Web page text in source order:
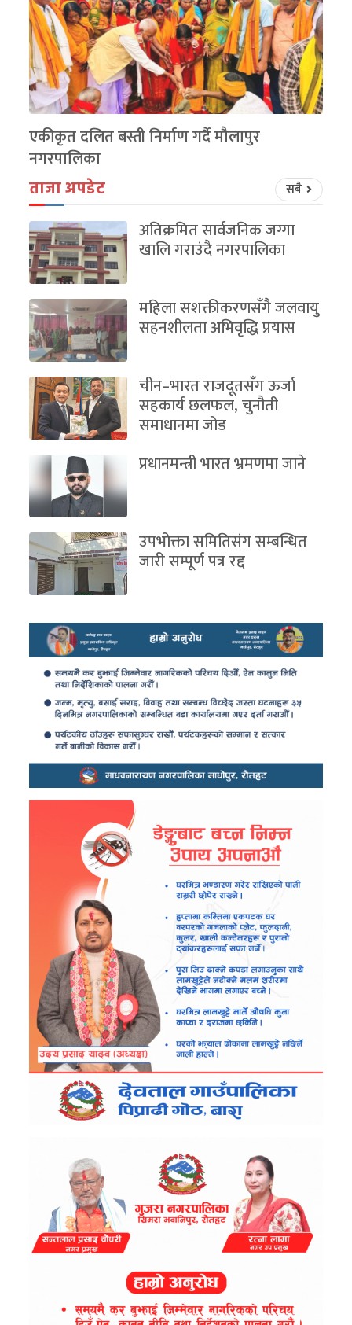
एकीकृत दलित बस्ती निर्माण गर्दै मौलापुर
नगरपालिका
ताजा अपडेट सबै
अतिक्रमित सार्वजनिक जग्गा
खालि गराउंदै नगरपालिका
महिला सशक्तीकरणसँगै जलवायु
सहनशीलता अभिवृद्धि प्रयास
चीन–भारत राजदूतसँग ऊर्जा
सहकार्य छलफल, चुनौती
समाधानमा जोड
प्रधानमन्त्री भारत भ्रमणमा जाने
उपभोक्ता समितिसंग सम्बन्धित
जारी सम्पूर्ण पत्र रद्द